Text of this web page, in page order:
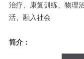
治疗、康复训练、物理
活、融入社会
简介：